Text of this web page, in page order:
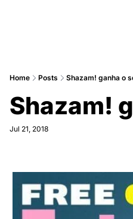
Home Posts Shazam! ganha o
Shazam!
Jul 21, 2018